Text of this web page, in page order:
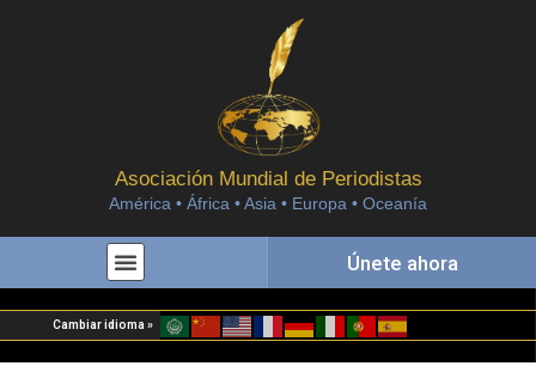
Asociación Mundial de Periodistas
América • África • Asia • Europa • Oceanía
Únete ahora
Cambiar idioma »